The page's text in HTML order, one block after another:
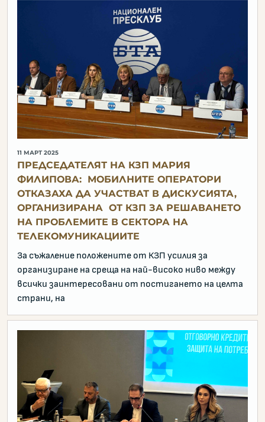
11 МАРТ 2025
ПРЕДСЕДАТЕЛЯТ НА КЗП МАРИЯ
ФИЛИПОВА: МОБИЛНИТЕ ОПЕРАТОРИ
ОТКАЗАХА ДА УЧАСТВАТ В ДИСКУСИЯТА,
ОРГАНИЗИРАНА ОТ КЗП ЗА РЕШАВАНЕТО
НА ПРОБЛЕМИТЕ В СЕКТОРА НА
ТЕЛЕКОМУНИКАЦИИТЕ
За съжаление положените от КЗП усилия за
организиране на среща на най-високо ниво между
всички заинтересовани от постигането на целта
страни, на